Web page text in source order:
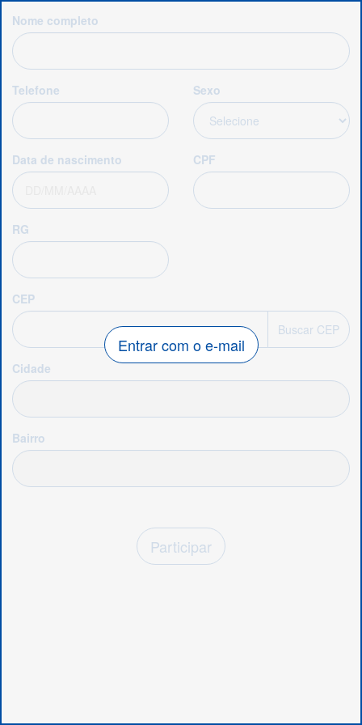
Entrar com o e-mail
Nome completo
Telefone Sexo
Data de nascimento CPF
RG
CEP
Buscar CEP
Cidade
Bairro